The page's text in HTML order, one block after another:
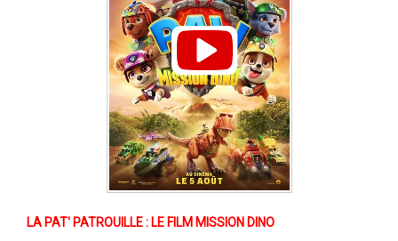
LA PAT' PATROUILLE : LE FILM MISSION DINO